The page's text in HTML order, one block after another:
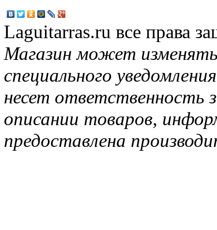
Laguitarras.ru все права
Магазин может
специального
несет ответственность
описании товаров,
предоставлена